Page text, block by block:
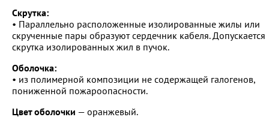
Скрутка:
• Параллельно расположенные изолированные жилы или
скрученные пары образуют сердечник кабеля. Допускается
скрутка изолированных жил в пучок.
Оболочка:
• из полимерной композиции не содержащей галогенов,
пониженной пожароопасности.
Цвет оболочки — оранжевый.